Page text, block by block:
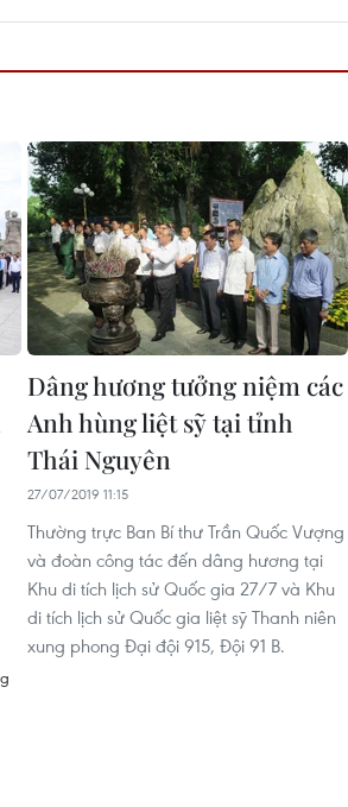
Dâng hương tưởng niệm các
Anh hùng liệt sỹ tại tỉnh
Thái Nguyên
27/07/2019 11:15
Thường trực Ban Bí thư Trần Quốc Vượng
và đoàn công tác đến dâng hương tại
Khu di tích lịch sử Quốc gia 27/7 và Khu
di tích lịch sử Quốc gia liệt sỹ Thanh niên
xung phong Đại đội 915, Đội 91 B.